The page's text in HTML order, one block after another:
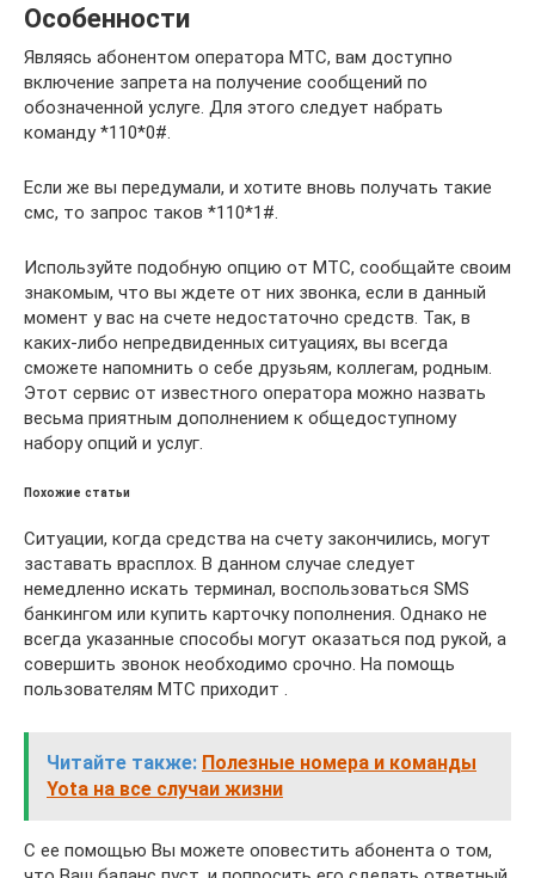
Особенности
Являясь абонентом оператора МТС, вам доступно
включение запрета на получение сообщений по
обозначенной услуге. Для этого следует набрать
команду *110*0#.
Если же вы передумали, и хотите вновь получать такие
смс, то запрос таков *110*1#.
Используйте подобную опцию от МТС, сообщайте своим
знакомым, что вы ждете от них звонка, если в данный
момент у вас на счете недостаточно средств. Так, в
каких-либо непредвиденных ситуациях, вы всегда
сможете напомнить о себе друзьям, коллегам, родным.
Этот сервис от известного оператора можно назвать
весьма приятным дополнением к общедоступному
набору опций и услуг.
Похожие статьи
Ситуации, когда средства на счету закончились, могут
заставать врасплох. В данном случае следует
немедленно искать терминал, воспользоваться SMS
банкингом или купить карточку пополнения. Однако не
всегда указанные способы могут оказаться под рукой, а
совершить звонок необходимо срочно. На помощь
пользователям МТС приходит .
Читайте также: Полезные номера и команды
Yota на все случаи жизни
С ее помощью Вы можете оповестить абонента о том,